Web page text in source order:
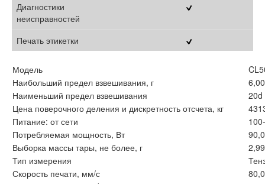
Диагностики
неисправностей
Печать этикетки
Модель
Наибольший предел взвешивания, г
6,00
Наименьший предел взвешивания
20d
Цена поверочного деления и дискретность отсчета, кг
Питание: от сети
Потребляемая мощность, Вт
Выборка массы тары, не более, г
2,99
Тип измерения
Скорость печати, мм/с